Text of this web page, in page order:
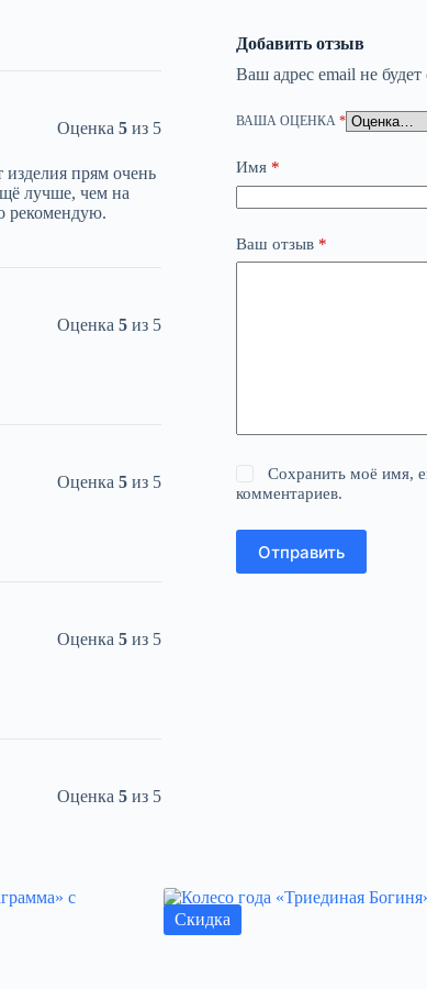
Оценка5 из 5
изделия прям очень
лучше, чем на
рекомендую.
Оценка5 из 5
Оценка5 из 5
Оценка5 из 5
Оценка5 из 5
Добавить отзыв
Ваш адрес email не
ВАША ОЦЕНКА *
Имя*
Ваш отзыв *
Сохранить моё имя,
комментариев.
Отправить
Скидка